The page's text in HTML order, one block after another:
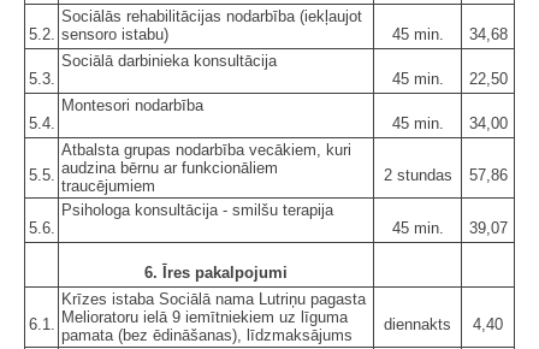
5.2.
Sociālās rehabilitācijas nodarbība (iekļaujot
sensoro istabu)
45 min. 34,68
5.3.
Sociālā darbinieka konsultācija
45 min.
22,50
5.4.
Montesori nodarbība
45 min.
34,00
5.5.
Atbalsta grupas nodarbība vecākiem, kuri
audzina bērnu ar funkcionāliem
traucējumiem
2 stundas 57,86
5.6.
Psihologa konsultācija - smilšu terapija
45 min.
39,07
6. Īres pakalpojumi
6.1.
Krīzes istaba Sociālā nama Lutriņu pagasta
Melioratoru ielā 9 iemītniekiem uz līguma
pamata (bez ēdināšanas), līdzmaksājums
diennakts 4,40